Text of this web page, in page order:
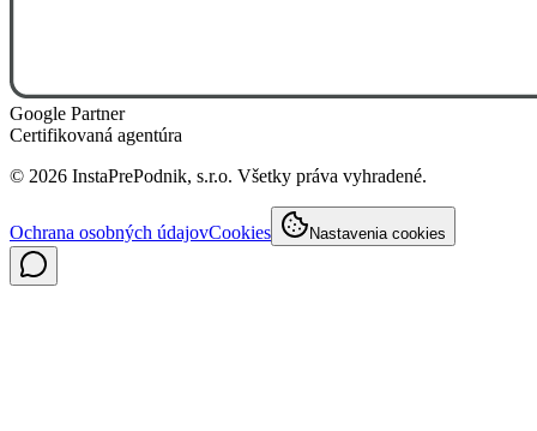
Google Partner
Certifikovaná agentúra
© 2026 InstaPrePodnik, s.r.o. Všetky práva vyhradené.
Ochrana osobných údajovCookies Nastavenia cookies